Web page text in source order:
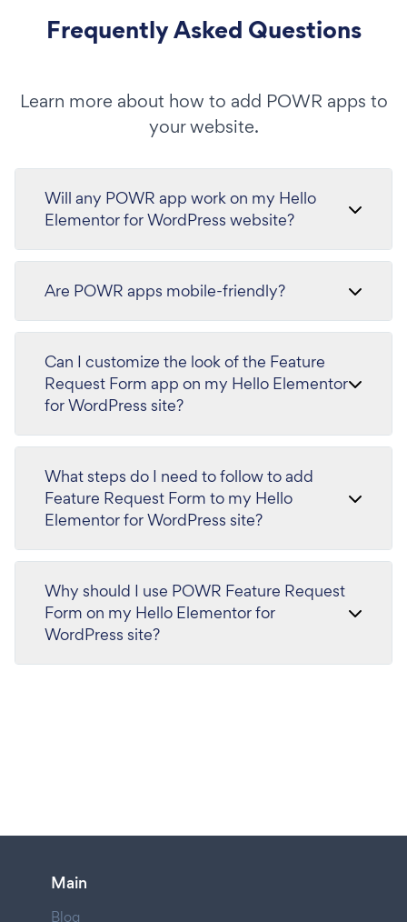
Frequently Asked Questions
Learn more about how to add POWR apps to
your website.
Will any POWR app work on my Hello
Elementor for WordPress website?
Are POWR apps mobile-friendly?
Can I customize the look of the Feature
Request Form app on my Hello Elementor
for WordPress site?
What steps do I need to follow to add
Feature Request Form to my Hello
Elementor for WordPress site?
Why should I use POWR Feature Request
Form on my Hello Elementor for
WordPress site?
Main
Blog